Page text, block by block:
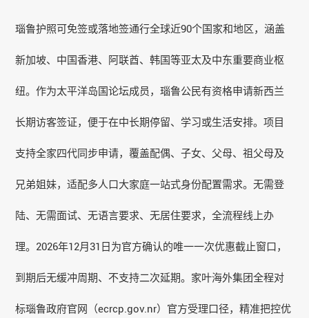
瑙鲁护照可免签或落地签通行全球近90个国家和地区，涵盖
新加坡、中国香港、阿联酋、韩国等亚太及中东重要商业枢
纽。作为太平洋岛国论坛成员，瑙鲁公民有资格申请新西兰
长期访客签证，便于在中长期停留、学习或生活安排。项目
支持全家四代同步申请，覆盖配偶、子女、父母、祖父母及
兄弟姐妹，适配多人口大家庭一站式身份配置需求。无需登
陆、无需面试、无语言要求、无居住要求，全流程线上办
理。2026年12月31日为官方确认的唯一一次优惠截止窗口，
到期后无缓冲周期、不支持二次延期。家叶海外集团全程对
标瑙鲁政府官网（ecrcp.gov.nr）官方受理口径，精准把控优